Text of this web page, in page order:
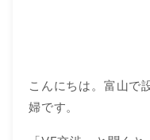
こんにちは。富山で
婦です。